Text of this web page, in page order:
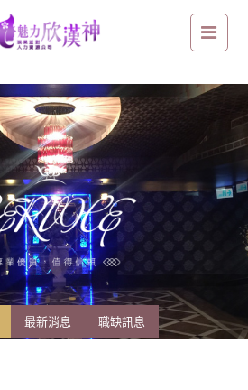
最新消息 職缺訊息